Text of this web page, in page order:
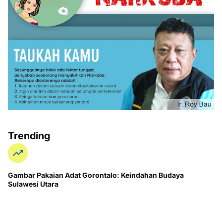
Trending
Gambar Pakaian Adat Gorontalo: Keindahan Budaya
Sulawesi Utara